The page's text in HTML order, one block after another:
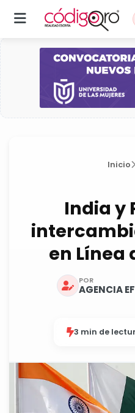
Inicio
India y
en Línea
POR
AGENCIA
3 min de